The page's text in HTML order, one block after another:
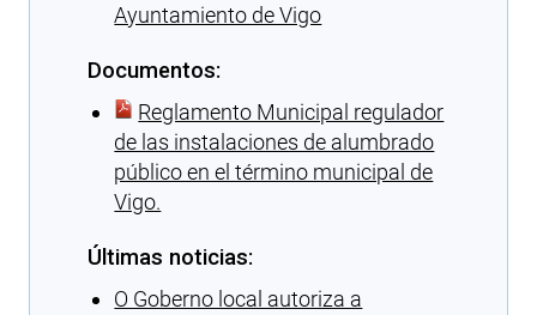
Ayuntamiento de Vigo
Documentos:
Reglamento Municipal regulador
de las instalaciones de alumbrado
público en el término municipal de
Vigo.
Últimas noticias:
O Goberno local autoriza a